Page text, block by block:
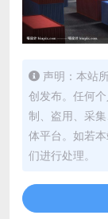
声明：本站
创发布。任何
制、盗用、采
体平台。如若
们进行处理。